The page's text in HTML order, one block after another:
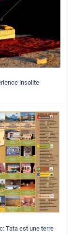
insolite
Tata est une terre